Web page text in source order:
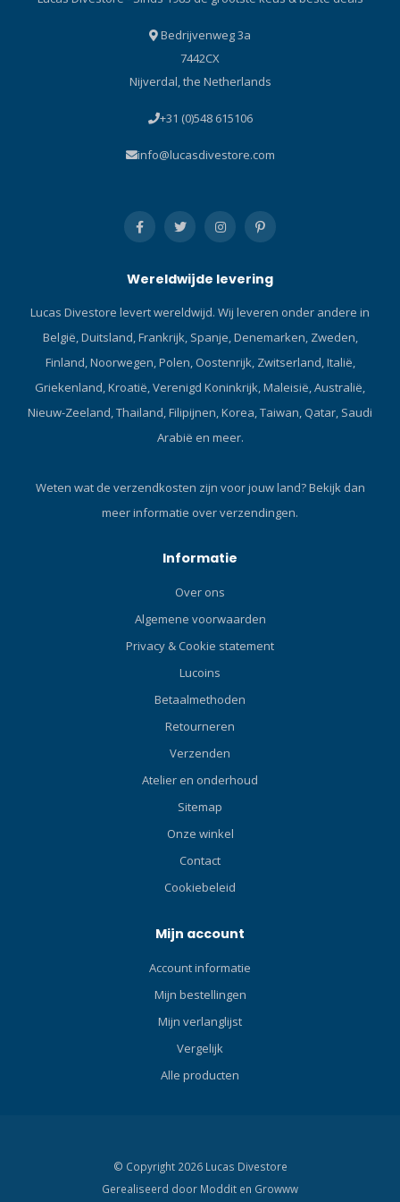
tijdens het duiken kan tot
XDEEP-gewichtszakken zijn
uitgerust met zeer sterke en
duurzame ITW NEXUS®-
polyacetaal – een zeer
bestand is tegen zout water
“klik”-geluid dat ze maken
bij het vastmaken, geven je
gewicht veilig is bevestigd.
de gesp is het gewicht in
geval van nood gemakkelijk
te laten vallen. Bescherming
tegen loodverbindingen
Loodgewichtjes voor riemen
zijn bedekt met loodoxide –
een kankerverwekkende
menselijk lichaam. Wanneer
u het na de duik met blote
looddeeltjes aan uw huid
onbedekte massieve
gewichten in uw auto
kankerverwekkende
loodoxide in uw omgeving
terechtkomen. De interne
bieden uitstekende
bescherming tegen
loodoxide tijdens het
gewicht. Stevige en stabiele
bevestiging Er is
onstabiel gewicht dat
tegen je lichaam stoot. De
worden aan de heupriem
van het harnas bevestigd
vastgeschroefd. Dit zorgt
ervoor dat niets naar de
zijkanten beweegt en dat
hangen. Versterkte
voorkant Aan de voorkant
Bedrijvenweg 3a
7442CX
Nijverdal, the Netherlands
+31 (0)548 615106
info@lucasdivestore.com
Wereldwijde levering
Lucas Divestore levert wereldwijd. Wij leveren onder andere in
België, Duitsland, Frankrijk, Spanje, Denemarken, Zweden,
Finland, Noorwegen, Polen, Oostenrijk, Zwitserland, Italië,
Griekenland, Kroatië, Verenigd Koninkrijk, Maleisië, Australië,
Nieuw-Zeeland, Thailand, Filipijnen, Korea, Taiwan, Qatar, Saudi
Arabië en meer.
Weten wat de verzendkosten zijn voor jouw land?Bekijk dan
meer informatie over verzendingen.
Informatie
Over ons
Algemene voorwaarden
Privacy & Cookie statement
Lucoins
Betaalmethoden
Retourneren
Verzenden
Atelier en onderhoud
Sitemap
Onze winkel
Contact
Cookiebeleid
Mijn account
Account informatie
Mijn bestellingen
Mijn verlanglijst
Vergelijk
Alle producten
© Copyright 2026 Lucas Divestore
Gerealiseerd door Moddit en Growww